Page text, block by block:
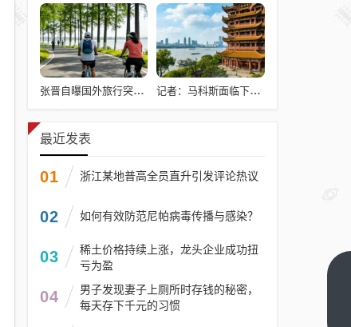
张晋自曝国外旅行突发心脏病险丧命 记者：马科斯面临下台危机
最近发表
01 浙江某地普高全员直升引发评论热议
02 如何有效防范尼帕病毒传播与感染？
03
稀土价格持续上涨，龙头企业成功扭
亏为盈
04
男子发现妻子上厕所时存钱的秘密，
每天存下千元的习惯